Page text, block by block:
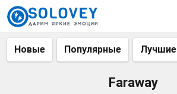
Новые Популярные Лучшие
Faraway